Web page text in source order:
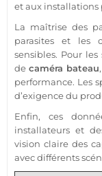
et aux installations
La maîtrise des
parasites et les
sensibles. Pour les
decaméra bateau
performance. Les
d’exigence du
Enfin, ces
installateurs et
vision claire des
avec différents